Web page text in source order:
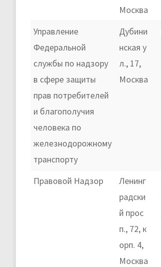
Москва
Управление
Федеральной
службы по надзору
в сфере защиты
прав потребителей
и благополучия
человека по
железнодорожному
транспорту
Дубини
нская у
л., 17,
Москва
Правовой Надзор
Ленинг
радски
й прос
п., 72, к
орп. 4,
Москва